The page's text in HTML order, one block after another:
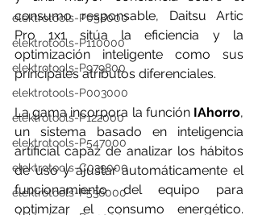
elektrotools-P058000
elektrotools-P110000
elektrotools-P979800
elektrotools-P003000
elektrotools-P122000
elektrotools-P547000
elektrotools-C039000
elektrotools-P536000
consumo responsable, Daitsu Artic
Pro 1x1 sitúa la eficiencia y la
optimización inteligente como sus
principales atributos diferenciales.
La gama incorpora la función IAhorro,
un sistema basado en inteligencia
artificial capaz de analizar los hábitos
de uso y ajustar automáticamente el
funcionamiento del equipo para
optimizar el consumo energético.